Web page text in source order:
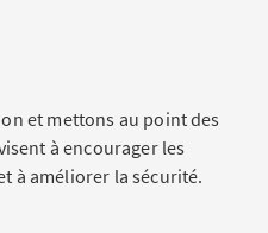
et mettons au point des
à encourager les
à améliorer la sécurité.